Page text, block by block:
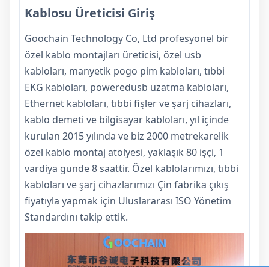
Kablosu Üreticisi Giriş
Goochain Technology Co, Ltd profesyonel bir
özel kablo montajları üreticisi, özel usb
kabloları, manyetik pogo pim kabloları, tıbbi
EKG kabloları, poweredusb uzatma kabloları,
Ethernet kabloları, tıbbi fişler ve şarj cihazları,
kablo demeti ve bilgisayar kabloları, yıl içinde
kurulan 2015 yılında ve biz 2000 metrekarelik
özel kablo montaj atölyesi, yaklaşık 80 işçi, 1
vardiya günde 8 saattir. Özel kablolarımızı, tıbbi
kabloları ve şarj cihazlarımızı Çin fabrika çıkış
fiyatıyla yapmak için Uluslararası ISO Yönetim
Standardını takip ettik.